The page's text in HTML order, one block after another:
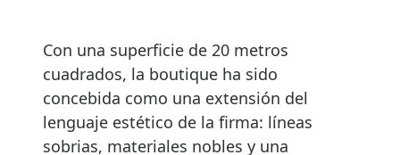
Con una superficie de 20 metros
cuadrados, la boutique ha sido
concebida como una extensión del
lenguaje estético de la firma: líneas
sobrias, materiales nobles y una